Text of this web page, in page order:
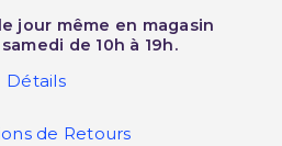
jour même en magasin
de 10h à 19h.
Détails
de Retours